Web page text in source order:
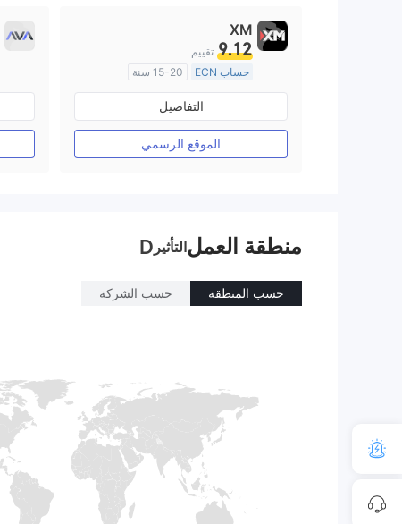
XM
9.12 تقييم
حساب ECN
15-20 سنة
منظمة في أستراليا
صناعة السوق (MM)
رخصة كاملة ميتاتريدر ٤
التفاصيل
الموقع الرسمي
منطقة العملالتأثير D
حسب المنطقة حسب الشركة